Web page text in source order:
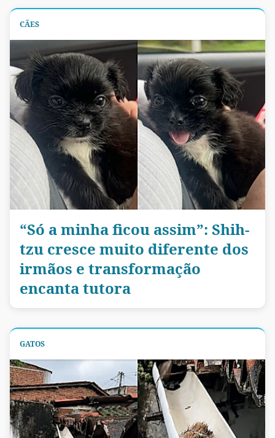
CÃES
“Só a minha ficou assim”: Shih-
tzu cresce muito diferente dos
irmãos e transformação
encanta tutora
GATOS